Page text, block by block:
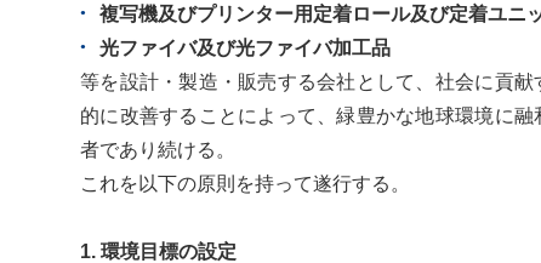
複写機及びプリンター用定着ロール及び定着ユニ
光ファイバ及び光ファイバ加工品
等を設計・製造・販売する会社として、社会に貢
的に改善することによって、緑豊かな地球環境に
者であり続ける。
これを以下の原則を持って遂行する。
1. 環境目標の設定